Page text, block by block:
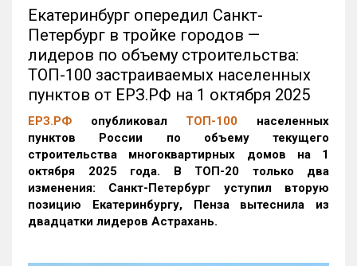
Екатеринбург опередил Санкт-
Петербург в тройке городов —
лидеров по объему строительства:
ТОП-100 застраиваемых населенных
пунктов от ЕРЗ.РФ на 1 октября 2025
ЕРЗ.РФ опубликовал ТОП-100 населенных
пунктов России по объему текущего
строительства многоквартирных домов на 1
октября 2025 года. В ТОП-20 только два
изменения: Санкт-Петербург уступил вторую
позицию Екатеринбургу, Пенза вытеснила из
двадцатки лидеров Астрахань.